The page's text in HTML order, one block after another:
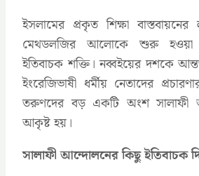
ইসলামের প্রকৃত শিক্ষা বাস্তবায়নের
মেথডলজির আলোকে শুরু হওয়া
ইতিবাচক শক্তি। নব্বইয়ের দশকে
ইংরেজিভাষী ধর্মীয় নেতাদের
তরুণদের বড় একটি অংশ সালাফী
আকৃষ্ট হয়।
সালাফী আন্দোলনের কিছু ইতিবাচক